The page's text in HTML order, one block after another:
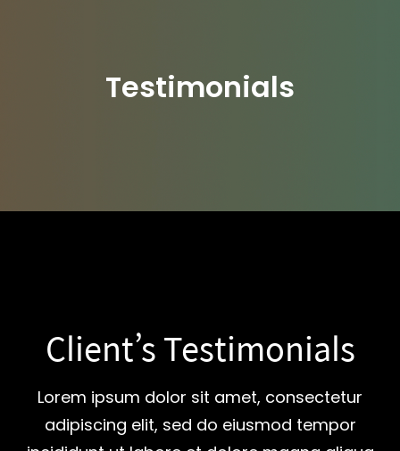
Testimonials
Client’s Testimonials
Lorem ipsum dolor sit amet, consectetur
adipiscing elit, sed do eiusmod tempor